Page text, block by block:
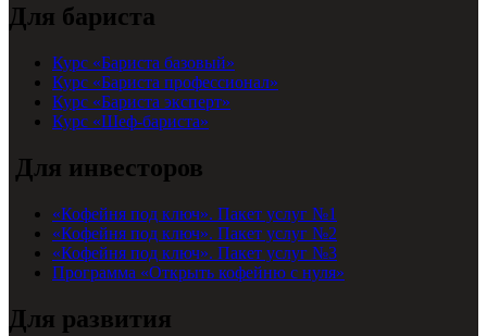
Для бариста
Курс «Бариста базовый»
Курс «Бариста профессионал»
Курс «Бариста эксперт»
Курс «Шеф-бариста»
Для инвесторов
«Кофейня под ключ». Пакет услуг №1
«Кофейня под ключ». Пакет услуг №2
«Кофейня под ключ». Пакет услуг №3
Программа «Открыть кофейню с нуля»
Для развития